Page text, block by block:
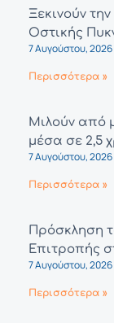
Ξεκινούν
Οστικής
7 Αυγούστου, 2026
Περισσότερα »
Μιλούν από
μέσα σε 2,5
7 Αυγούστου, 2026
Περισσότερα »
Πρόσκληση
Επιτροπής
7 Αυγούστου, 2026
Περισσότερα »